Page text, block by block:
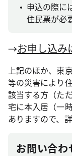
申込の際に
住民票が必
→お申し込み
上記のほか、東
等の災害により
該当する方（た
宅に本入居（一
ありますので、
お問い合わ